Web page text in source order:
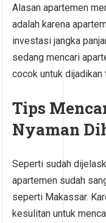
Alasan apartemen
adalah karena
investasi jangka
sedang mencari
cocok untuk dijadikan
Tips
Nyaman
Seperti sudah
apartemen sudah
seperti Makassar.
kesulitan untuk